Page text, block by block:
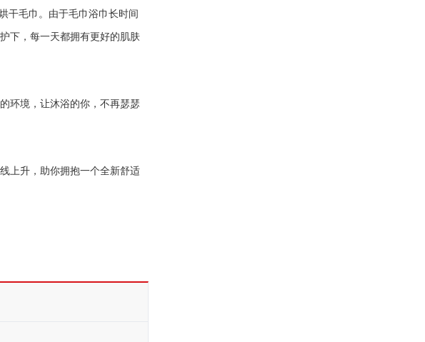
干毛巾。由于毛巾浴巾长时间
下，每一天都拥有更好的肌肤
环境，让沐浴的你，不再瑟瑟
上升，助你拥抱一个全新舒适